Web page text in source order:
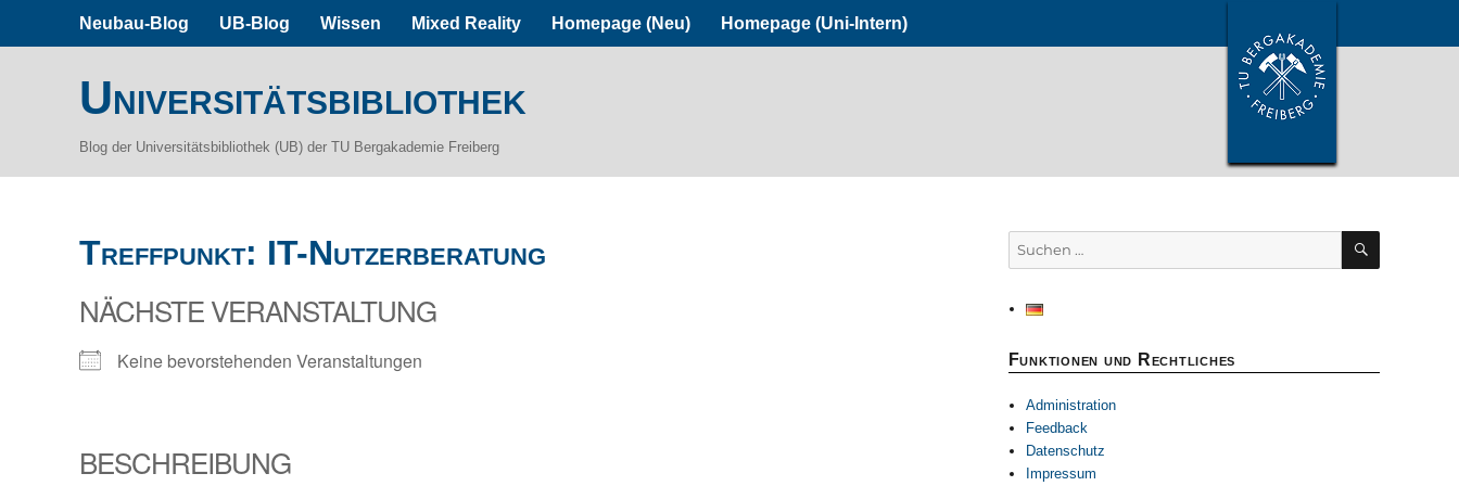
Neubau-Blog UB-Blog Wissen Mixed Reality Homepage (Neu) Homepage (Uni-Intern)
Universitätsbibliothek
Blog der Universitätsbibliothek (UB) der TU Bergakademie Freiberg
Treffpunkt: IT-Nutzerberatung
NÄCHSTE VERANSTALTUNG
Keine bevorstehenden Veranstaltungen
BESCHREIBUNG
Suchen
nach:
SUCHEN
Funktionen und Rechtliches
Administration
Feedback
Datenschutz
Impressum